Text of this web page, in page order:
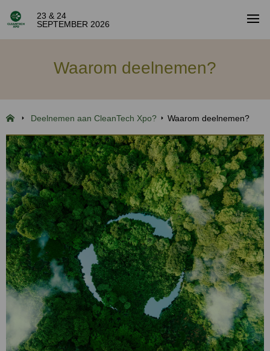
23 & 24
SEPTEMBER 2026
Waarom deelnemen?
Deelnemen aan CleanTech Xpo? Waarom deelnemen?